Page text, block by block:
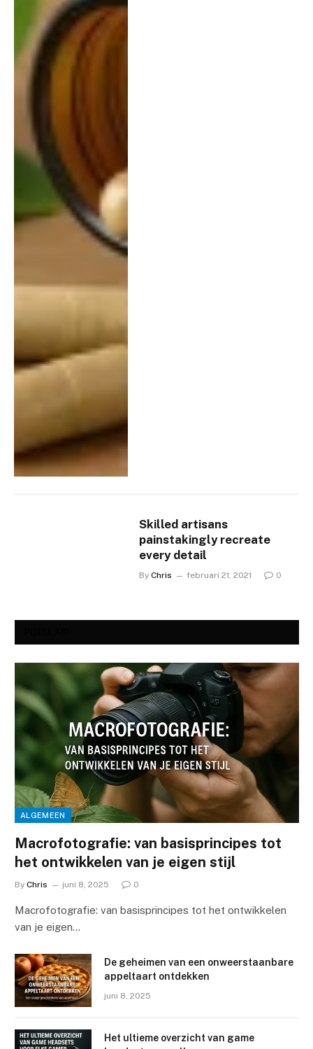
Skilled artisans
painstakingly recreate
every detail
By Chris februari 21, 2021 0
ALGEMEEN
Macrofotografie: van basisprincipes tot
het ontwikkelen van je eigen stijl
By Chris juni 8, 2025 0
Macrofotografie: van basisprincipes tot het ontwikkelen
van je eigen…
De geheimen van een onweerstaanbare
appeltaart ontdekken
juni 8, 2025
Het ultieme overzicht van game